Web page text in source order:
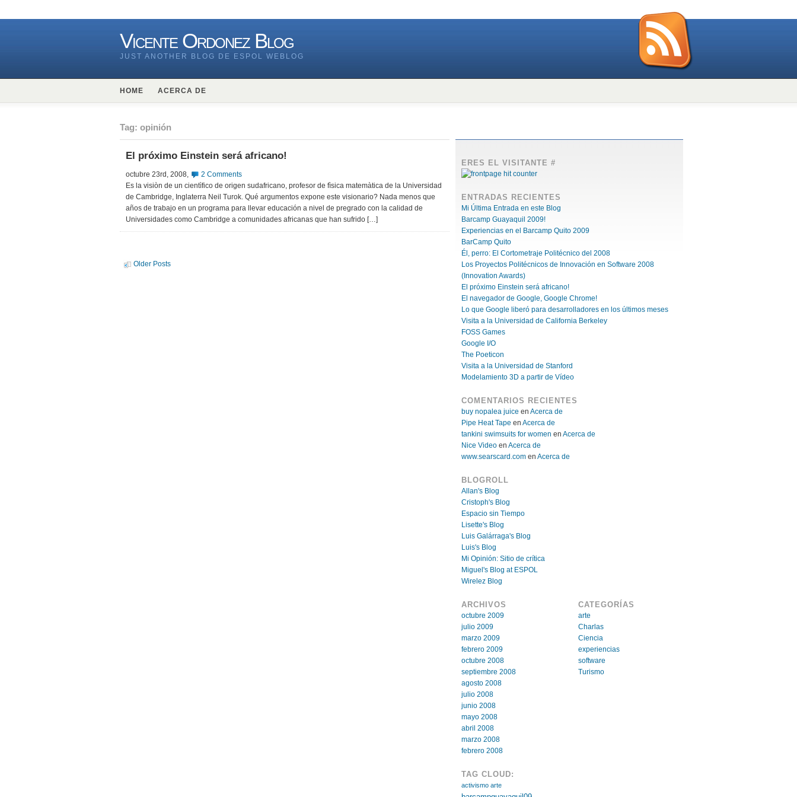
Vicente Ordonez Blog
JUST ANOTHER BLOG DE ESPOL WEBLOG
HOME ACERCA DE
Tag: opinión
El próximo Einstein será africano!
octubre 23rd, 2008,
2 Comments
Es la visiòn de un cientìfico de origen sudafricano, profesor de fìsica matemàtica de la Universidad
de Cambridge, Inglaterra Neil Turok. Qué argumentos expone este visionario? Nada menos que
años de trabajo en un programa para llevar educación a nivel de pregrado con la calidad de
Universidades como Cambridge a comunidades africanas que han sufrido […]
Older Posts
ERES EL VISITANTE #
ENTRADAS RECIENTES
Mi Última Entrada en este Blog
Barcamp Guayaquil 2009!
Experiencias en el Barcamp Quito 2009
BarCamp Quito
Él, perro: El Cortometraje Politécnico del 2008
Los Proyectos Politécnicos de Innovación en Software 2008
(Innovation Awards)
El próximo Einstein será africano!
El navegador de Google, Google Chrome!
Lo que Google liberó para desarrolladores en los últimos meses
Visita a la Universidad de California Berkeley
FOSS Games
Google I/O
The Poeticon
Visita a la Universidad de Stanford
Modelamiento 3D a partir de Vídeo
COMENTARIOS RECIENTES
buy nopalea juice en Acerca de
Pipe Heat Tape en Acerca de
tankini swimsuits for women en Acerca de
Nice Video en Acerca de
www.searscard.com en Acerca de
BLOGROLL
Allan's Blog
Cristoph's Blog
Espacio sin Tiempo
Lisette's Blog
Luis Galárraga's Blog
Luis's Blog
Mi Opinión: Sitio de crítica
Miguel's Blog at ESPOL
Wirelez Blog
ARCHIVOS
octubre 2009
julio 2009
marzo 2009
febrero 2009
octubre 2008
septiembre 2008
agosto 2008
julio 2008
junio 2008
mayo 2008
abril 2008
marzo 2008
febrero 2008
TAG CLOUD:
activismo arte
CATEGORÍAS
arte
Charlas
Ciencia
experiencias
software
Turismo